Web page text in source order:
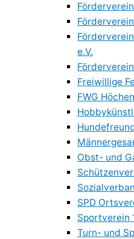
e.V.
Freiwillige
FWG Höchen
Obst- und
SPD
Sportverein
Turn- und